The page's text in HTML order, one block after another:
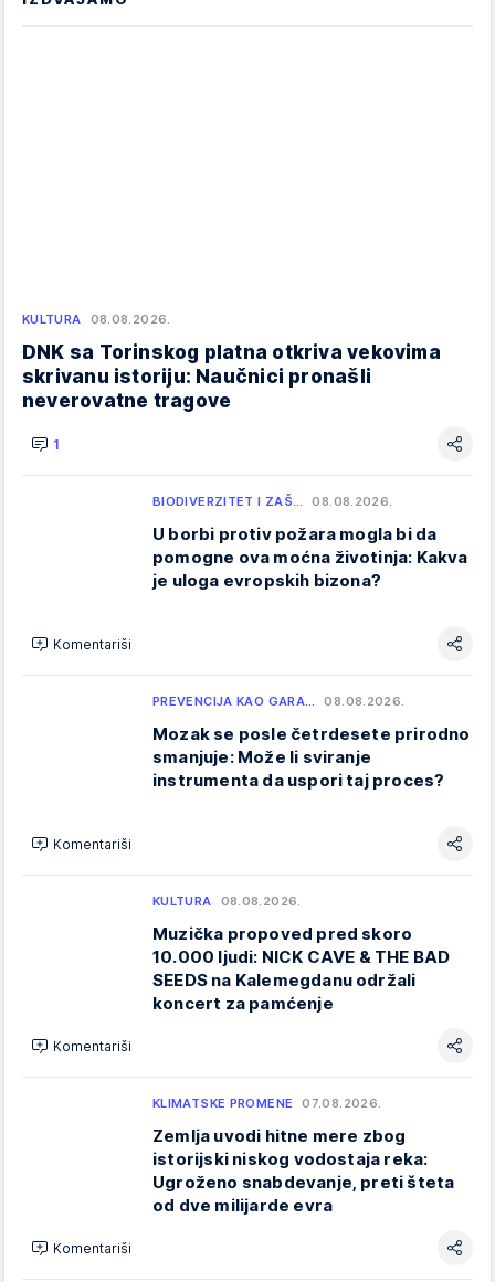
KULTURA 08.08.2026.
DNK sa Torinskog platna otkriva vekovima
skrivanu istoriju: Naučnici pronašli
neverovatne tragove
1
BIODIVERZITET I ZAŠ… 08.08.2026.
U borbi protiv požara mogla bi da
pomogne ova moćna životinja: Kakva
je uloga evropskih bizona?
Komentariši
PREVENCIJA KAO GARA… 08.08.2026.
Mozak se posle četrdesete prirodno
smanjuje: Može li sviranje
instrumenta da uspori taj proces?
Komentariši
KULTURA 08.08.2026.
Muzička propoved pred skoro
10.000 ljudi: NICK CAVE & THE BAD
SEEDS na Kalemegdanu održali
koncert za pamćenje
Komentariši
KLIMATSKE PROMENE 07.08.2026.
Zemlja uvodi hitne mere zbog
istorijski niskog vodostaja reka:
Ugroženo snabdevanje, preti šteta
od dve milijarde evra
Komentariši